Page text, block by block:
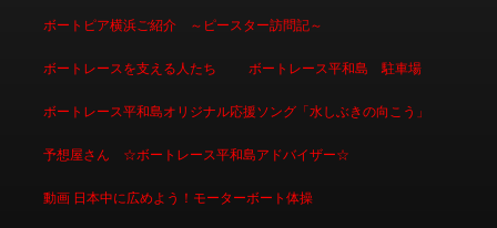
ボートピア横浜ご紹介 ～ピースター訪問記～
ボートレースを支える人たち ボートレース平和島 駐車場
ボートレース平和島オリジナル応援ソング「水しぶきの向こう」
予想屋さん ☆ボートレース平和島アドバイザー☆
動画 日本中に広めよう！モーターボート体操